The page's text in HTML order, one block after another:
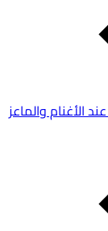
الأغنام والماعز